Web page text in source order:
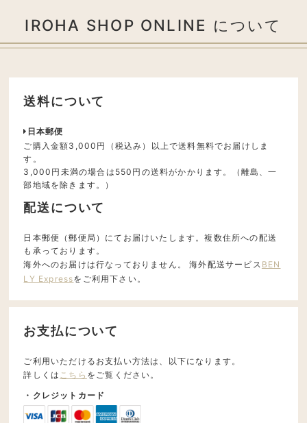
IROHA SHOP ONLINE について
送料について
日本郵便
ご購入金額3,000円（税込み）以上で送料無料でお届けしま
す。
3,000円未満の場合は550円の送料がかかります。（離島、一
部地域を除きます。）
配送について
日本郵便（郵便局）にてお届けいたします。複数住所への配送
も承っております。
海外へのお届けは行なっておりません。 海外配送サービス BEN
LY Expressをご利用下さい。
お支払について
ご利用いただけるお支払い方法は、以下になります。
詳しくは こちら をご覧ください。
・クレジットカード